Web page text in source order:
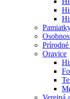
Oravice
Verejná